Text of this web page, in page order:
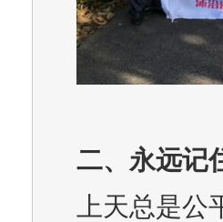
二、永远记
上天总是